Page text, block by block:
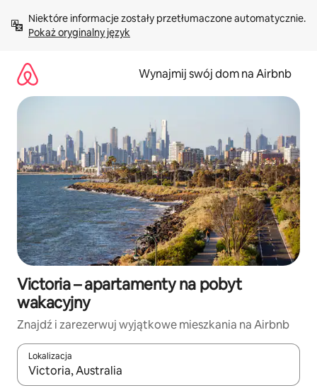
treści Pokaż oryginalny język
Wynajmij swój dom na Airbnb
Victoria – apartamenty na pobyt
wakacyjny
Znajdź i zarezerwuj wyjątkowe mieszkania na Airbnb
Lokalizacja
Gdy wyniki będą dostępne, możesz poruszać się po nich za